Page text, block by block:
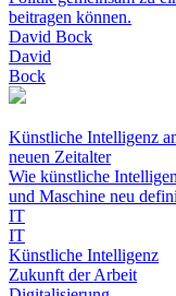
beitragen können.
David Bock
David
Bock
Künstliche Intelligenz
neuen Zeitalter
Wie künstliche
und Maschine neu
IT
IT
Künstliche Intelligenz
Zukunft der Arbeit